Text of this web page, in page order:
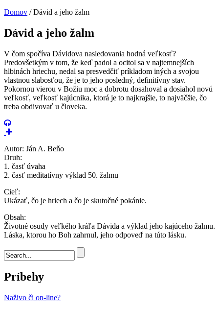
Domov /Dávid a jeho žalm
Dávid a jeho žalm
V čom spočíva Dávidova nasledovania hodná veľkosť?
Predovšetkým v tom, že keď padol a ocitol sa v najtemnejších
hlbinách hriechu, nedal sa presvedčiť príkladom iných a svojou
vlastnou slabosťou, že je to jeho posledný, definitívny stav.
Pokornou vierou v Božiu moc a dobrotu dosahoval a dosiahol novú
veľkosť, veľkosť kajúcnika, ktorá je to najkrajšie, to najväčšie, čo
treba obdivovať u človeka.
Autor: Ján A. Beňo
Druh:
1. časť úvaha
2. časť meditatívny výklad 50. žalmu
Cieľ:
Ukázať, čo je hriech a čo je skutočné pokánie.
Obsah:
Životné osudy veľkého kráľa Dávida a výklad jeho kajúceho žalmu.
Láska, ktorou ho Boh zahrnul, jeho odpoveď na túto lásku.
Vyhľadávanie
Príbehy
Naživo či on-line?